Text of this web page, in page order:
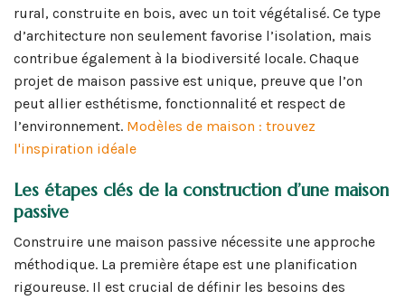
rural, construite en bois, avec un toit végétalisé. Ce type
d’architecture non seulement favorise l’isolation, mais
contribue également à la biodiversité locale. Chaque
projet de maison passive est unique, preuve que l’on
peut allier esthétisme, fonctionnalité et respect de
l’environnement. Modèles de maison : trouvez
l'inspiration idéale
Les étapes clés de la construction d’une maison
passive
Construire une maison passive nécessite une approche
méthodique. La première étape est une planification
rigoureuse. Il est crucial de définir les besoins des